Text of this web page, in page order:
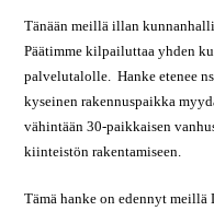
Tänään meillä illan
Päätimme kilpailuttaa yhden
palvelutalolle. Hanke etenee
kyseinen rakennuspaikka
vähintään 30-paikkaisen
kiinteistön rakentamiseen.
Tämä hanke on edennyt